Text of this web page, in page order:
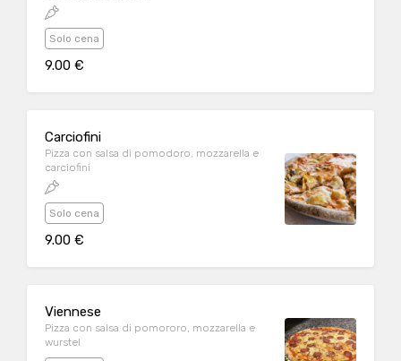
Solo cena
9.00 €
Carciofini
Pizza con salsa di pomodoro, mozzarella e
carciofini
Solo cena
9.00 €
Viennese
Pizza con salsa di pomororo, mozzarella e
wurstel